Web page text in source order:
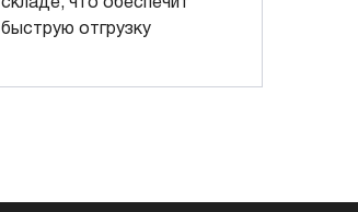
складе, что обеспечит
быструю отгрузку